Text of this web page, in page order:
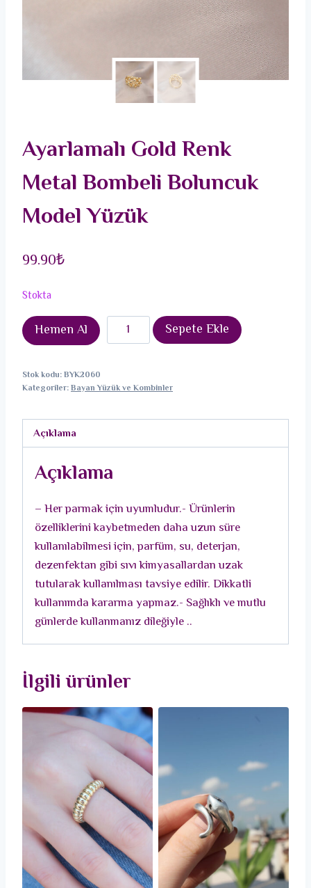
Ayarlamalı Gold Renk
Metal Bombeli Boluncuk
Model Yüzük
99.90₺
Stokta
Hemen Al
Ayarlamalı
Gold
Metal
Boluncuk
adet
Sepete Ekle
Stok kodu:BYK2060
Kategoriler:Bayan Yüzük ve Kombinler
Açıklama
Açıklama
– Her parmak için uyumludur.- Ürünlerin
özelliklerini kaybetmeden daha uzun süre
kullanılabilmesi için, parfüm, su, deterjan,
dezenfektan gibi sıvı kimyasallardan uzak
tutularak kullanılması tavsiye edilir. Dikkatli
kullanımda kararma yapmaz.- Sağlıklı ve mutlu
günlerde kullanmanız dileğiyle ..
İlgili ürünler